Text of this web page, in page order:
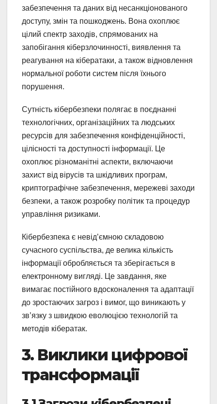
забезпечення та даних від несанкціонованого
доступу, змін та пошкоджень. Вона охоплює
цілий спектр заходів, спрямованих на
запобігання кіберзлочинності, виявлення та
реагування на кібератаки, а також відновлення
нормальної роботи систем після їхнього
порушення.
Сутність кібербезпеки полягає в поєднанні
технологічних, організаційних та людських
ресурсів для забезпечення конфіденційності,
цілісності та доступності інформації. Це
охоплює різноманітні аспекти, включаючи
захист від вірусів та шкідливих програм,
криптографічне забезпечення, мережеві заходи
безпеки, а також розробку політик та процедур
управління ризиками.
Кібербезпека є невід’ємною складовою
сучасного суспільства, де велика кількість
інформації обробляється та зберігається в
електронному вигляді. Це завдання, яке
вимагає постійного вдосконалення та адаптації
до зростаючих загроз і вимог, що виникають у
зв’язку з швидкою еволюцією технологій та
методів кібератак.
3. Виклики цифрової
трансформації